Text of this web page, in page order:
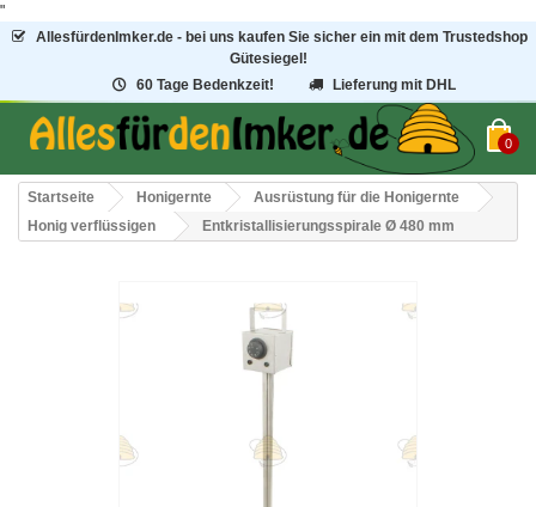
"
AllesfürdenImker.de - bei uns kaufen Sie sicher ein mit dem Trustedshop
Gütesiegel!
60 Tage Bedenkzeit!
Lieferung mit DHL
0
Startseite Honigernte
Ausrüstung für die Honigernte
Honig verflüssigen
Entkristallisierungsspirale Ø 480 mm